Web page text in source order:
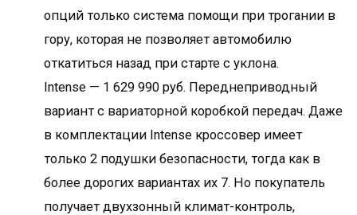
опций только система помощи при трогании в
гору, которая не позволяет автомобилю
откатиться назад при старте с уклона.
Intense — 1 629 990 руб. Переднеприводный
вариант с вариаторной коробкой передач. Даже
в комплектации Intense кроссовер имеет
только 2 подушки безопасности, тогда как в
более дорогих вариантах их 7. Но покупатель
получает двухзонный климат-контроль,